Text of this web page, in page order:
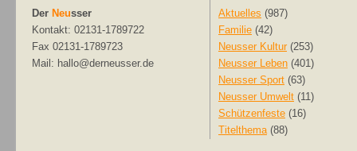
Der Neusser
Kontakt: 02131-1789722
Fax 02131-1789723
Mail: hallo@derneusser.de
Aktuelles (987)
Familie (42)
Neusser Kultur (253)
Neusser Leben (401)
Neusser Sport (63)
Neusser Umwelt (11)
Schützenfeste (16)
Titelthema(88)